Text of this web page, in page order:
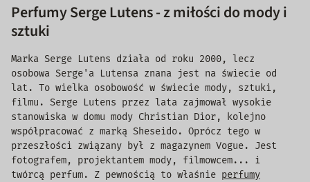
Perfumy Serge Lutens - z miłości do mody i
sztuki
Marka Serge Lutens działa od roku 2000, lecz
osobowa Serge'a Lutensa znana jest na świecie od
lat. To wielka osobowość w świecie mody, sztuki,
filmu. Serge Lutens przez lata zajmował wysokie
stanowiska w domu mody Christian Dior, kolejno
współpracować z marką Sheseido. Oprócz tego w
przeszłości związany był z magazynem Vogue. Jest
fotografem, projektantem mody, filmowcem... i
twórcą perfum. Z pewnością to właśnie perfumy